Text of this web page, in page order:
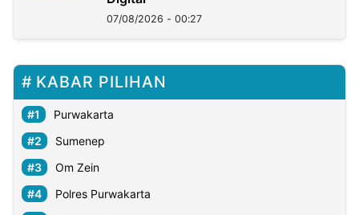
07/08/2026 - 00:27
KABAR PILIHAN
Purwakarta
Sumenep
Om Zein
Polres Purwakarta